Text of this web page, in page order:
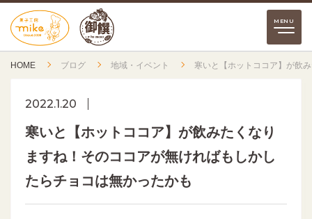
HOME ブログ 地域・イベント 寒いと【ホットココア】が飲
2022.1.20
寒いと【ホットココア】が飲みたくなり
ますね！そのココアが無ければもしかし
たらチョコは無かったかも